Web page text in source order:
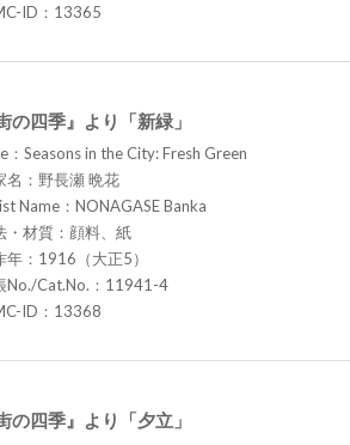
ID：13365
の四季』より「新緑」
：Seasons in the City: Fresh Green
名：野長瀬 晩花
Name：NONAGASE Banka
・材質：顔料、紙
年：1916（大正5）
No./Cat.No.：11941-4
ID：13368
の四季』より「夕立」